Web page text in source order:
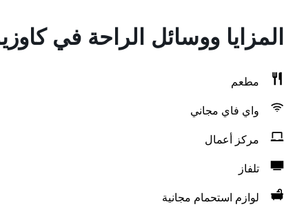
المزايا ووسائل الراحة في
مطعم
واي فاي مجاني
مركز أعمال
تلفاز
لوازم استحمام مجانية